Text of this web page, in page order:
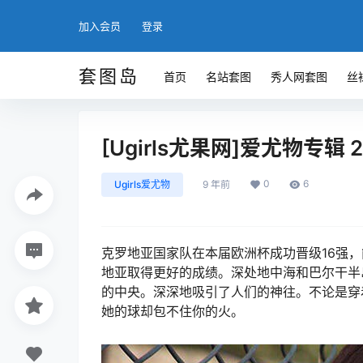
加入会员 登录
套图岛 首页 名站套图 秀人网套图 丝
[Ugirls尤果网]爱尤物专辑
Ugirls爱尤物 9 年前 0 6
克罗地亚国家队在本届欧洲杯成功晋级16强
地亚取得更好的成绩。深处地中海和巴尔干
的中央。深深地吸引了人们的神往。不论是
她的球却包不住你的火。